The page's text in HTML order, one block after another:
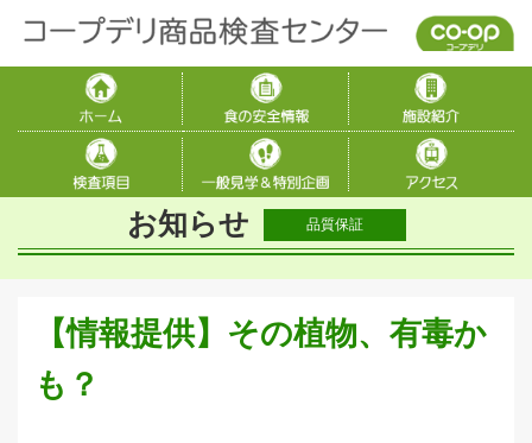
お知らせ 品質保証
【情報提供】その植物、有毒か
も？